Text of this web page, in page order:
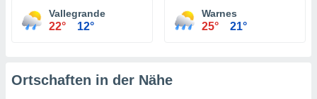
Vallegrande
22° 12°
Warnes
25° 21°
Ortschaften in der Nähe